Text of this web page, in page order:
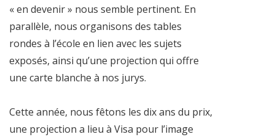
« en devenir » nous semble pertinent. En
parallèle, nous organisons des tables
rondes à l’école en lien avec les sujets
exposés, ainsi qu’une projection qui offre
une carte blanche à nos jurys.
Cette année, nous fêtons les dix ans du prix,
une projection a lieu à Visa pour l’image